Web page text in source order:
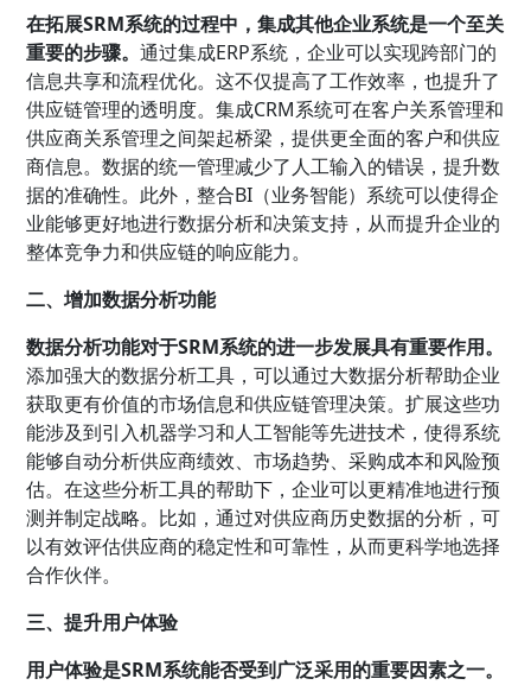
在拓展SRM系统的过程中，集成其他企业系统是一个至关
重要的步骤。通过集成ERP系统，企业可以实现跨部门的
信息共享和流程优化。这不仅提高了工作效率，也提升了
供应链管理的透明度。集成CRM系统可在客户关系管理和
供应商关系管理之间架起桥梁，提供更全面的客户和供应
商信息。数据的统一管理减少了人工输入的错误，提升数
据的准确性。此外，整合BI（业务智能）系统可以使得企
业能够更好地进行数据分析和决策支持，从而提升企业的
整体竞争力和供应链的响应能力。
二、增加数据分析功能
数据分析功能对于SRM系统的进一步发展具有重要作用。
添加强大的数据分析工具，可以通过大数据分析帮助企业
获取更有价值的市场信息和供应链管理决策。扩展这些功
能涉及到引入机器学习和人工智能等先进技术，使得系统
能够自动分析供应商绩效、市场趋势、采购成本和风险预
估。在这些分析工具的帮助下，企业可以更精准地进行预
测并制定战略。比如，通过对供应商历史数据的分析，可
以有效评估供应商的稳定性和可靠性，从而更科学地选择
合作伙伴。
三、提升用户体验
用户体验是SRM系统能否受到广泛采用的重要因素之一。